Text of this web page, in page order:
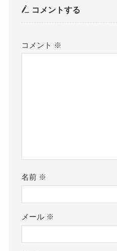
コメントする
コメント ※
名前 ※
メール ※